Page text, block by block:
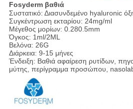
Fosyderm βαθιά
Συστατικό: Διασυνδεμένο hyaluronic
Συγκέντρωση εκταρίου: 24mg/ml
Μέγεθος μορίων: 0.280.5mm
Όγκος: 1ml/2ML
Βελόνα: 26G
Διάρκεια: 9-15 μήνες
Ένδειξη: Βαθιά αφαίρεση ρυτίδων,
μύτης, περίγραμμα προσώπου,